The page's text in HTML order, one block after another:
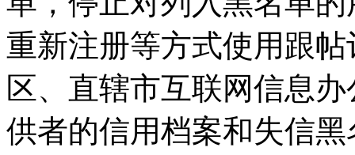
重新注册等方式使用跟
区、直辖市互联网信息
供者的信用档案和失信